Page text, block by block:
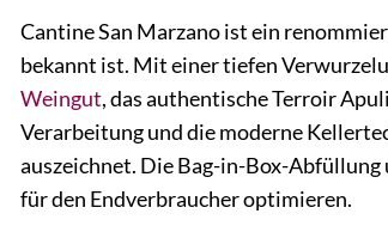
Cantine San Marzano ist ein
bekannt ist. Mit einer tiefen
Weingut, das authentische Terroir
Verarbeitung und die moderne
auszeichnet. Die Bag-in-Box-Abfüllung
für den Endverbraucher optimieren.